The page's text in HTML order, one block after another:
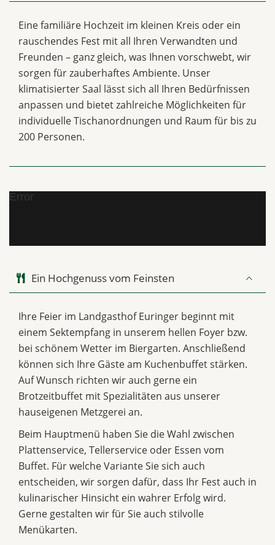
Eine familiäre Hochzeit im kleinen Kreis oder ein
rauschendes Fest mit all Ihren Verwandten und
Freunden – ganz gleich, was Ihnen vorschwebt, wir
sorgen für zauberhaftes Ambiente. Unser
klimatisierter Saal lässt sich all Ihren Bedürfnissen
anpassen und bietet zahlreiche Möglichkeiten für
individuelle Tischanordnungen und Raum für bis zu
200 Personen.
Error
Ein Hochgenuss vom Feinsten
Ihre Feier im Landgasthof Euringer beginnt mit
einem Sektempfang in unserem hellen Foyer bzw.
bei schönem Wetter im Biergarten. Anschließend
können sich Ihre Gäste am Kuchenbuffet stärken.
Auf Wunsch richten wir auch gerne ein
Brotzeitbuffet mit Spezialitäten aus unserer
hauseigenen Metzgerei an.
Beim Hauptmenü haben Sie die Wahl zwischen
Plattenservice, Tellerservice oder Essen vom
Buffet. Für welche Variante Sie sich auch
entscheiden, wir sorgen dafür, dass Ihr Fest auch in
kulinarischer Hinsicht ein wahrer Erfolg wird.
Gerne gestalten wir für Sie auch stilvolle
Menükarten.